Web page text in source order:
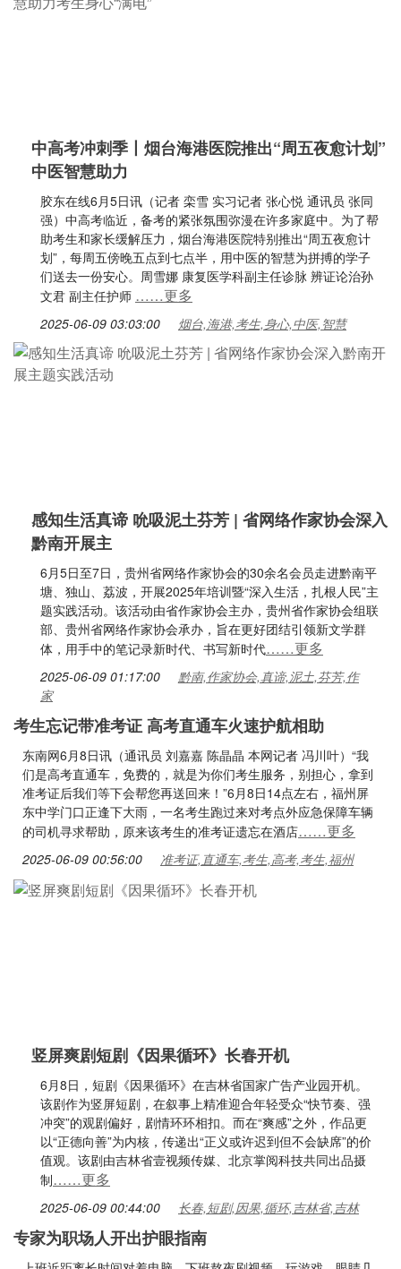
中高考冲刺季丨烟台海港医院推出“周五夜愈计划”
中医智慧助力
胶东在线6月5日讯（记者 栾雪 实习记者 张心悦 通讯员 张同
强）中高考临近，备考的紧张氛围弥漫在许多家庭中。为了帮
助考生和家长缓解压力，烟台海港医院特别推出“周五夜愈计
划”，每周五傍晚五点到七点半，用中医的智慧为拼搏的学子
们送去一份安心。周雪娜 康复医学科副主任诊脉 辨证论治孙
文君 副主任护师 ……更多
2025-06-09 03:03:00 烟台,海港,考生,身心,中医,智慧
感知生活真谛 吮吸泥土芬芳 | 省网络作家协会深入
黔南开展主
6月5日至7日，贵州省网络作家协会的30余名会员走进黔南平
塘、独山、荔波，开展2025年培训暨“深入生活，扎根人民”主
题实践活动。该活动由省作家协会主办，贵州省作家协会组联
部、贵州省网络作家协会承办，旨在更好团结引领新文学群
体，用手中的笔记录新时代、书写新时代……更多
2025-06-09 01:17:00
黔南,作家协会,真谛,泥土,芬芳,作
家
考生忘记带准考证 高考直通车火速护航相助
东南网6月8日讯（通讯员 刘嘉嘉 陈晶晶 本网记者 冯川叶）“我
们是高考直通车，免费的，就是为你们考生服务，别担心，拿到
准考证后我们等下会帮您再送回来！”6月8日14点左右，福州屏
东中学门口正逢下大雨，一名考生跑过来对考点外应急保障车辆
的司机寻求帮助，原来该考生的准考证遗忘在酒店……更多
2025-06-09 00:56:00 准考证,直通车,考生,高考,考生,福州
竖屏爽剧短剧《因果循环》长春开机
6月8日，短剧《因果循环》在吉林省国家广告产业园开机。
该剧作为竖屏短剧，在叙事上精准迎合年轻受众“快节奏、强
冲突”的观剧偏好，剧情环环相扣。而在“爽感”之外，作品更
以“正德向善”为内核，传递出“正义或许迟到但不会缺席”的价
值观。该剧由吉林省壹视频传媒、北京掌阅科技共同出品摄
制……更多
2025-06-09 00:44:00 长春,短剧,因果,循环,吉林省,吉林
专家为职场人开出护眼指南